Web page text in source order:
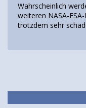
Wahrscheinlich
weiteren NASA-
trotzdem sehr